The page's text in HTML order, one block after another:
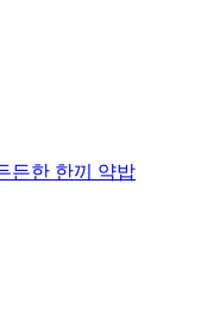
든한 한끼 약밥